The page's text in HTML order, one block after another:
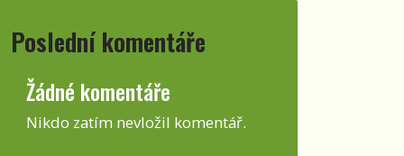
Poslední komentáře
Žádné komentáře
Nikdo zatím nevložil komentář.